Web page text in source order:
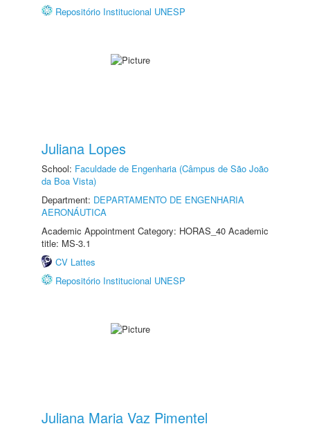
Repositório Institucional UNESP
Juliana Lopes
School: Faculdade de Engenharia (Câmpus de São João
da Boa Vista)
Department: DEPARTAMENTO DE ENGENHARIA
AERONÁUTICA
Academic Appointment Category: HORAS_40 Academic
title: MS-3.1
CV Lattes
Repositório Institucional UNESP
Juliana Maria Vaz Pimentel